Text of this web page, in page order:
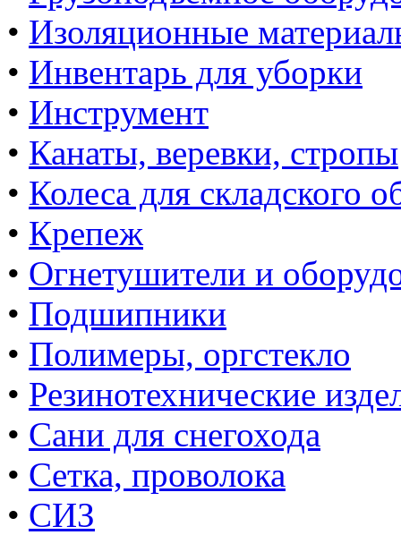
• Изоляционные
• Инвентарь для уборки
• Инструмент
• Канаты, веревки, стропы
• Колеса для складского
• Крепеж
• Огнетушители и
• Подшипники
• Полимеры, оргстекло
• Резинотехнические
• Сани для снегохода
• Сетка, проволока
• СИЗ